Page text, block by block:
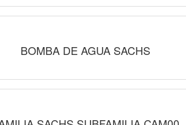
BOMBA DE AGUA SACHS